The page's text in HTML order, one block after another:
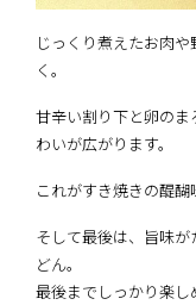
じっくり煮えたお肉
く。
甘辛い割り下と卵の
わいが広がります。
これがすき焼きの醍醐
そして最後は、旨味
どん。
最後までしっかり楽